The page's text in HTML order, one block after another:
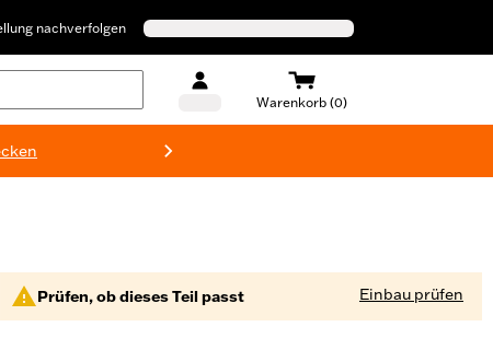
nachverfolgen
Warenkorb (0)
Prüfen, ob dieses Teil passt Einbau prüfen